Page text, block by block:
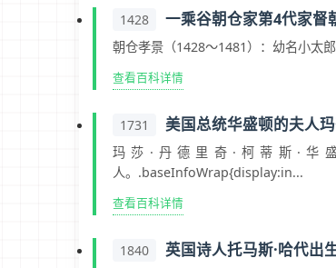
1428 一乘谷朝仓家第4代家督
朝仓孝景（1428～1481）：幼名小太
查看百科详情
1731 美国总统华盛顿的夫人
玛莎·丹德里奇·柯蒂斯·华
人。.baseInfoWrap{display:in...
查看百科详情
1840 英国诗人托马斯·哈代出